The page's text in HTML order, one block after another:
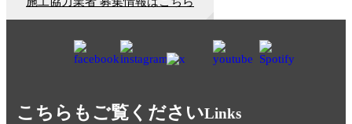
こちらもご覧くださいLinks